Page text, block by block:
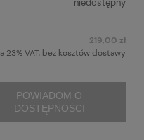
219,00 zł
23% VAT, bez kosztów dostawy
POWIADOM O
DOSTĘPNOŚCI